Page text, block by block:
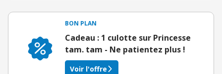
BON PLAN
Cadeau : 1 culotte sur Princesse
tam. tam - Ne patientez plus !
Voir l'offre